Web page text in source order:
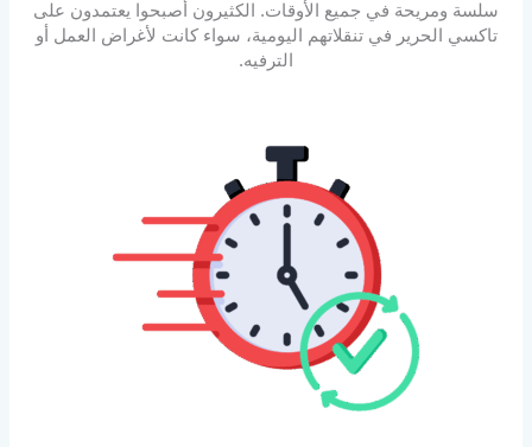
سلسة ومريحة في جميع الأوقات. الكثيرون أصبحوا يعتمدون على
تاكسي الحرير في تنقلاتهم اليومية، سواء كانت لأغراض العمل أو
الترفيه.